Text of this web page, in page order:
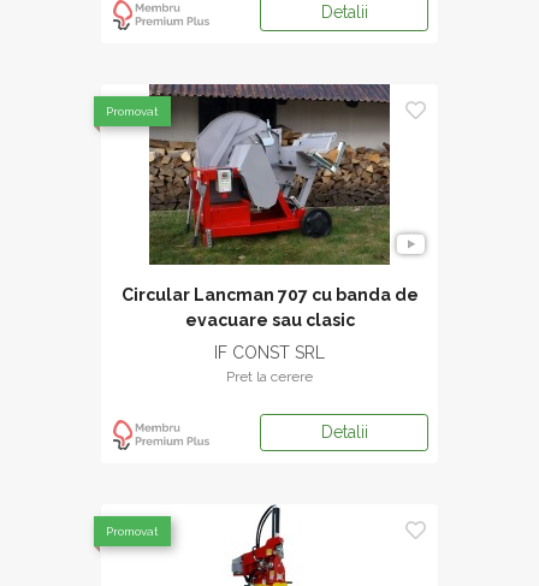
Detalii
Circular Lancman 707 cu banda de
evacuare sau clasic
IF CONST SRL
Pret la cerere
Detalii
Promovat
Promovat